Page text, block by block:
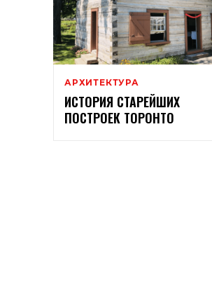
АРХИТЕКТУРА
ИСТОРИЯ СТАРЕЙШИХ
ПОСТРОЕК ТОРОНТО